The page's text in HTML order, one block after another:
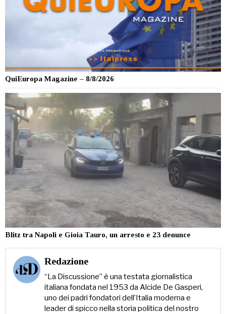
QuiEuropa Magazine – 8/8/2026
Blitz tra Napoli e Gioia Tauro, un arresto e 23 denunce
Redazione
“La Discussione” è una testata giornalistica
italiana fondata nel 1953 da Alcide De Gasperi,
uno dei padri fondatori dell’Italia moderna e
leader di spicco nella storia politica del nostro